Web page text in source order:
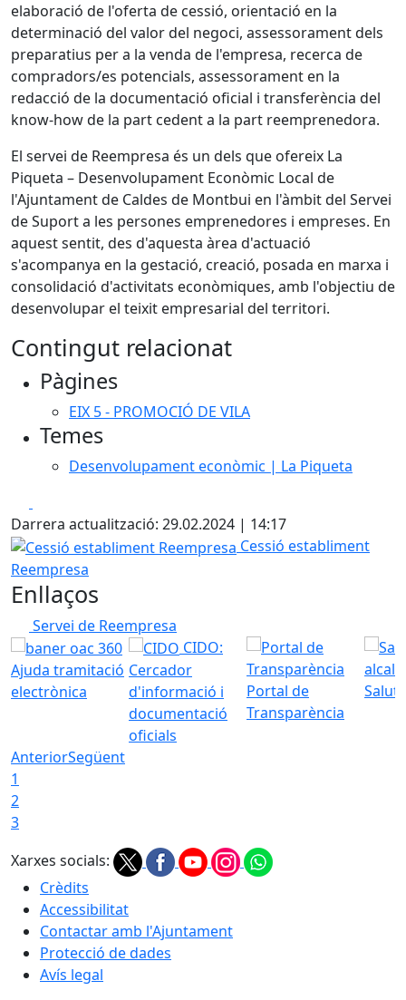
elaboració de l'oferta de cessió, orientació en la
determinació del valor del negoci, assessorament dels
preparatius per a la venda de l'empresa, recerca de
compradors/es potencials, assessorament en la
redacció de la documentació oficial i transferència del
know-how de la part cedent a la part reemprenedora.
El servei de Reempresa és un dels que ofereix La
Piqueta – Desenvolupament Econòmic Local de
l'Ajuntament de Caldes de Montbui en l'àmbit del Servei
de Suport a les persones emprenedores i empreses. En
aquest sentit, des d'aquesta àrea d'actuació
s'acompanya en la gestació, creació, posada en marxa i
consolidació d'activitats econòmiques, amb l'objectiu de
desenvolupar el teixit empresarial del territori.
Contingut relacionat
Pàgines
EIX 5 - PROMOCIÓ DE VILA
Temes
Desenvolupament econòmic | La Piqueta
Darrera actualització: 29.02.2024 | 14:17
Cessió establiment Reempresa
Cessió establiment
Reempresa
Enllaços
Servei de Reempresa
Ajuda tramitació
electrònica
CIDO:
Cercador
d'informació i
documentació
oficials
Portal de
Transparència
AnteriorSegüent
1
2
3
Xarxes socials:
Crèdits
Accessibilitat
Contactar amb l'Ajuntament
Protecció de dades
Avís legal